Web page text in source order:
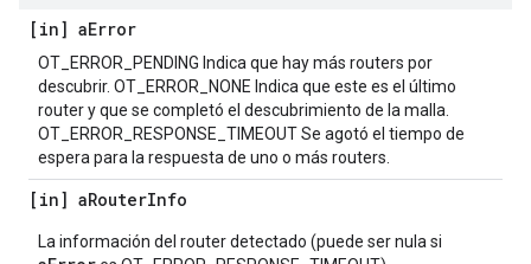
[in] aError
OT_ERROR_PENDING Indica que hay más routers por
descubrir. OT_ERROR_NONE Indica que este es el último
router y que se completó el descubrimiento de la malla.
OT_ERROR_RESPONSE_TIMEOUT Se agotó el tiempo de
espera para la respuesta de uno o más routers.
[in] aRouterInfo
La información del router detectado (puede ser nula si